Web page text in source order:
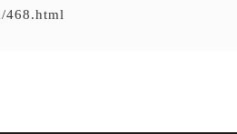
468.html